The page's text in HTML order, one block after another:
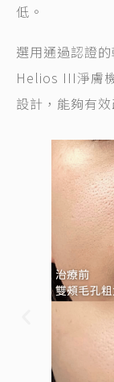
低。
選用通過認證
Helios III淨膚
設計，能夠有